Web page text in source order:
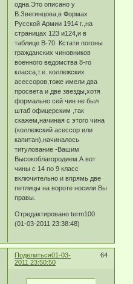
одна.Это описано у
В.Звегинцова,в Формах
Русской Армии 1914 г.,на
страницах 123 и124,и в
таблице В-70. Кстати погоны
гражданских чиновников
военного ведомства 8-го
класса,т.е. коллежских
асессоров,тоже имели два
просвета и две звезды,хотя
формально сей чин не был
штаб офицерским ,так
скажем,начиная с этого чина
(коллежский асессор или
капитан),начиналось
титулование -Вашим
Высокоблагородием.А вот
чины с 14 по 9 класс
включительно и впрямь две
петлицы на вороте носили.Вы
правы.
Отредактировано term100
(01-03-2011 23:38:48)
Поделиться 64
01-03-
2011 23:50:50